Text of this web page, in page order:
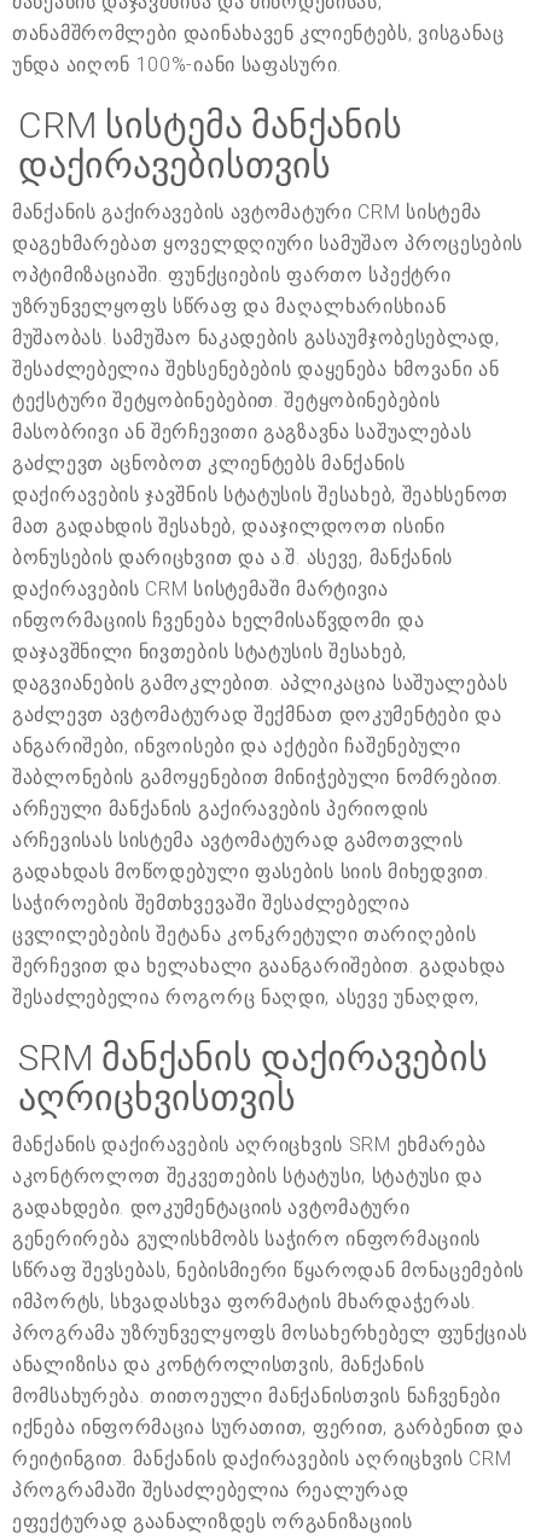
თანამშრომლები დაინახავენ კლიენტებს, ვისგანაც
უნდა აიღონ 100%-იანი საფასური.
CRM სისტემა მანქანის
დაქირავებისთვის
მანქანის გაქირავების ავტომატური CRM სისტემა
დაგეხმარებათ ყოველდღიური სამუშაო პროცესების
ოპტიმიზაციაში. ფუნქციების ფართო სპექტრი
უზრუნველყოფს სწრაფ და მაღალხარისხიან
მუშაობას. სამუშაო ნაკადების გასაუმჯობესებლად,
შესაძლებელია შეხსენებების დაყენება ხმოვანი ან
ტექსტური შეტყობინებებით. შეტყობინებების
მასობრივი ან შერჩევითი გაგზავნა საშუალებას
გაძლევთ აცნობოთ კლიენტებს მანქანის
დაქირავების ჯავშნის სტატუსის შესახებ, შეახსენოთ
მათ გადახდის შესახებ, დააჯილდოოთ ისინი
ბონუსების დარიცხვით და ა.შ. ასევე, მანქანის
დაქირავების CRM სისტემაში მარტივია
ინფორმაციის ჩვენება ხელმისაწვდომი და
დაჯავშნილი ნივთების სტატუსის შესახებ,
დაგვიანების გამოკლებით. აპლიკაცია საშუალებას
გაძლევთ ავტომატურად შექმნათ დოკუმენტები და
ანგარიშები, ინვოისები და აქტები ჩაშენებული
შაბლონების გამოყენებით მინიჭებული ნომრებით.
არჩეული მანქანის გაქირავების პერიოდის
არჩევისას სისტემა ავტომატურად გამოთვლის
გადახდას მოწოდებული ფასების სიის მიხედვით.
საჭიროების შემთხვევაში შესაძლებელია
ცვლილებების შეტანა კონკრეტული თარიღების
შერჩევით და ხელახალი გაანგარიშებით. გადახდა
შესაძლებელია როგორც ნაღდი, ასევე უნაღდო,
SRM მანქანის დაქირავების
აღრიცხვისთვის
მანქანის დაქირავების აღრიცხვის SRM ეხმარება
აკონტროლოთ შეკვეთების სტატუსი, სტატუსი და
გადახდები. დოკუმენტაციის ავტომატური
გენერირება გულისხმობს საჭირო ინფორმაციის
სწრაფ შევსებას, ნებისმიერი წყაროდან მონაცემების
იმპორტს, სხვადასხვა ფორმატის მხარდაჭერას.
პროგრამა უზრუნველყოფს მოსახერხებელ ფუნქციას
ანალიზისა და კონტროლისთვის, მანქანის
მომსახურება. თითოეული მანქანისთვის ნაჩვენები
იქნება ინფორმაცია სურათით, ფერით, გარბენით და
რეიტინგით. მანქანის დაქირავების აღრიცხვის CRM
პროგრამაში შესაძლებელია რეალურად
ეფექტურად გაანალიზდეს ორგანიზაციის